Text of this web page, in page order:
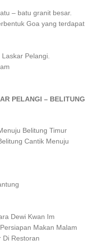
– batu granit besar.
Goa yang terdapat
Pelangi.
PELANGI – BELITUNG
Belitung Timur
Cantik Menuju
Dewi Kwan Im
Makan Malam
Di Restoran